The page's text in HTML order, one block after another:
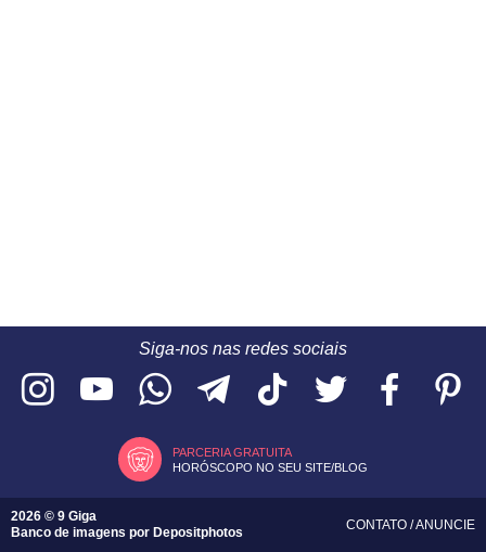
Siga-nos nas redes sociais
PARCERIA GRATUITA
HORÓSCOPO NO SEU SITE/BLOG
2026 © 9 Giga
Banco de imagens por Depositphotos
CONTATO /ANUNCIE